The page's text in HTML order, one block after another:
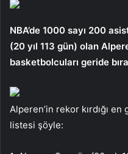
NBA’de 1000 sayı 200
(20 yıl 113 gün) olan
basketbolcuları geride
Alperen’in rekor kırdığı
listesi şöyle: